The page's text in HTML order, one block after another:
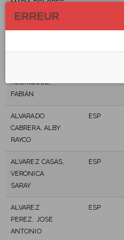
MARÍA DOLORES
RODRIGUEZ,
FABIÁN
ALVARADO
CABRERA, ALBY
RAYCO
ESP
ALVAREZ CASAS,
VERONICA
SARAY
ESP
ALVAREZ
PEREZ, JOSE
ANTONIO
ESP
ERREUR